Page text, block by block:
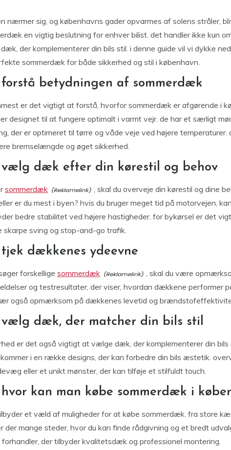
nærmer sig, og københavns gader opvarmes af solens stråler,
en vigtig beslutning for enhver bilist. det handler ikke kun
der komplementerer din bils stil. i denne guide vil vi dykke
sommerdæk for både sikkerhed og stil i københavn.
forstå betydningen af sommerdæk
er det vigtigt at forstå, hvorfor sommerdæk er afgørende i
designet til at fungere optimalt i varmt vejr. de har et særligt
der er optimeret til tørre og våde veje ved højere temperaturer.
bremselængde og øget sikkerhed.
vælg dæk efter din kørestil og behov
sommerdæk
, skal du overveje din kørestil og dine
er du mest i byen? hvis du bruger meget tid på motorvejen,
bedre stabilitet ved højere hastigheder. for bykørsel er det
skarpe sving og stop-and-go trafik.
tjek dækkenes ydeevne
forskellige sommerdæk
, skal du være
og testresultater, der viser, hvordan dækkene performer
også opmærksom på dækkenes levetid og
vælg dæk, der matcher din bils stil
er det også vigtigt at vælge dæk, der komplementerer din bils
i en række designs, der kan forbedre din bils æstetik.
eller et unikt mønster, der kan tilføje et stilfuldt touch.
hvor kan man købe sommerdæk i
et væld af muligheder for at købe sommerdæk. fra store
der mange steder, hvor du kan finde rådgivning og et bredt
der tilbyder kvalitetsdæk og professionel montering.